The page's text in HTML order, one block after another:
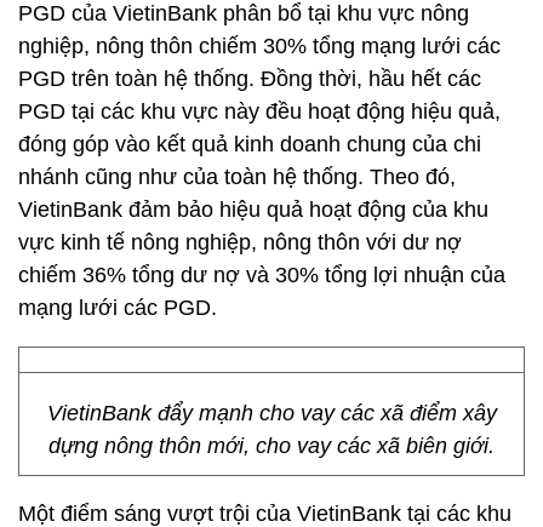
PGD của VietinBank phân bổ tại khu vực nông
nghiệp, nông thôn chiếm 30% tổng mạng lưới các
PGD trên toàn hệ thống. Đồng thời, hầu hết các
PGD tại các khu vực này đều hoạt động hiệu quả,
đóng góp vào kết quả kinh doanh chung của chi
nhánh cũng như của toàn hệ thống. Theo đó,
VietinBank đảm bảo hiệu quả hoạt động của khu
vực kinh tế nông nghiệp, nông thôn với dư nợ
chiếm 36% tổng dư nợ và 30% tổng lợi nhuận của
mạng lưới các PGD.
VietinBank đẩy mạnh cho vay các xã điểm xây
dựng nông thôn mới, cho vay các xã biên giới.
Một điểm sáng vượt trội của VietinBank tại các khu